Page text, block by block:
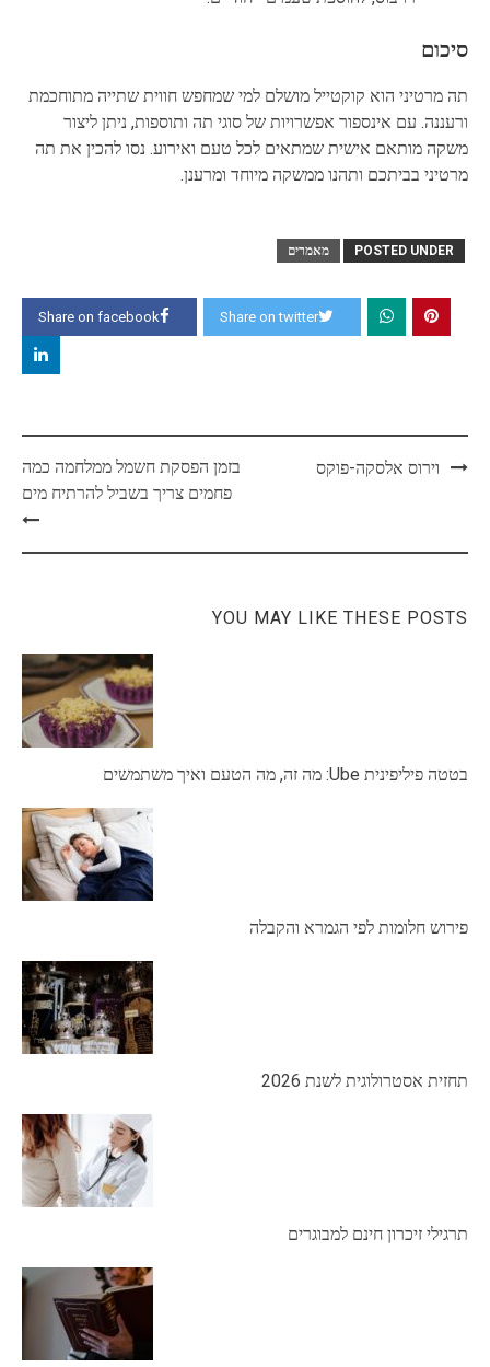
סיכום
תה מרטיני הוא קוקטייל מושלם למי שמחפש חווית שתייה מתוחכמת
ורעננה. עם אינספור אפשרויות של סוגי תה ותוספות, ניתן ליצור
משקה מותאם אישית שמתאים לכל טעם ואירוע. נסו להכין את תה
מרטיני בביתכם ותהנו ממשקה מיוחד ומרענן.
POSTED UNDER מאמרים
Share on facebook Share on twitter
Postוירוס אלסקה-פוקס
בזמן הפסקת חשמל ממלחמה כמה
פחמים צריך בשביל להרתיח מים
YOU MAY LIKE THESE POSTS
בטטה פיליפינית Ube: מה זה, מה הטעם ואיך משתמשים
פירוש חלומות לפי הגמרא והקבלה
תחזית אסטרולוגית לשנת 2026
תרגילי זיכרון חינם למבוגרים